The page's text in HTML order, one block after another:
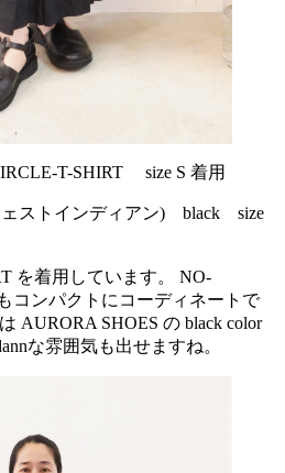
T-SHIRT size S 着用
ストインディアン) black size
を着用しています。 NO-
コンパクトにコーディネートで
AURORA SHOES の black color
な雰囲気も出せますね。